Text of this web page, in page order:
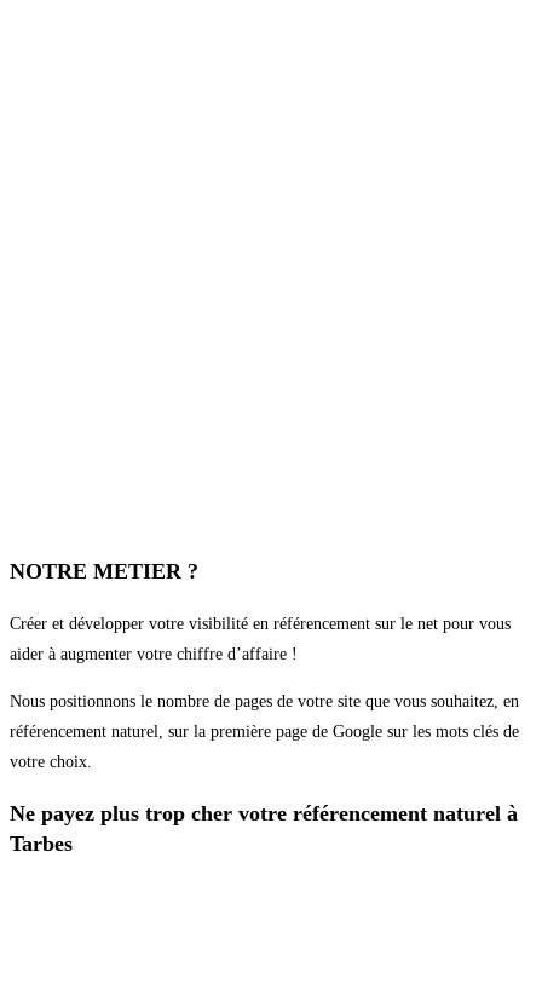
NOTRE METIER ?
Créer et développer votre visibilité en référencement sur le net pour vous
aider à augmenter votre chiffre d’affaire !
Nous positionnons le nombre de pages de votre site que vous souhaitez, en
référencement naturel, sur la première page de Google sur les mots clés de
votre choix.
Ne payez plus trop cher votre référencement naturel à
Tarbes